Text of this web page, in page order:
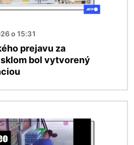
o 15:31
prejavu za
bol vytvorený